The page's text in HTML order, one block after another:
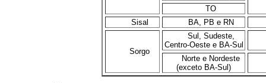
TO
Sisal
BA, PB e RN
Sorgo
Sul, Sudeste,
Centro-Oeste e BA-Sul
Norte e Nordeste
(exceto BA-Sul)